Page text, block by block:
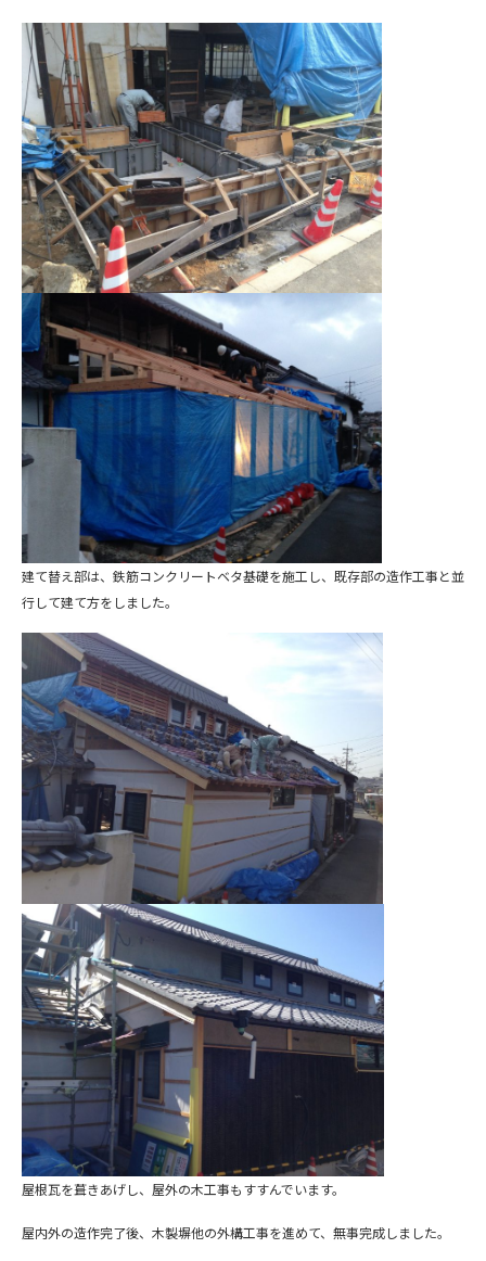
建て替え部は、鉄筋コンクリートベタ基礎を施工し、既存部の造作工事と並
行して建て方をしました。
屋根瓦を葺きあげし、屋外の木工事もすすんでいます。
屋内外の造作完了後、木製塀他の外構工事を進めて、無事完成しました。